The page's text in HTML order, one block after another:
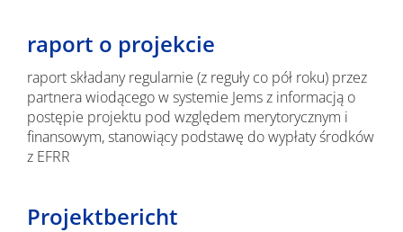
raport o projekcie
raport składany regularnie (z reguły co pół roku) przez
partnera wiodącego w systemie Jems z informacją o
postępie projektu pod względem merytorycznym i
finansowym, stanowiący podstawę do wypłaty środków
z EFRR
Projektbericht